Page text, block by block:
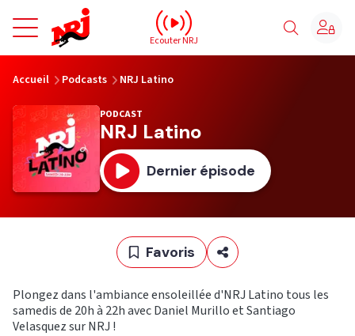
NRJ - Accueil
Ecouter NRJ
Accueil Podcasts NRJ Latino
PODCAST
NRJ Latino
Dernier épisode
Favoris
Plongez dans l'ambiance ensoleillée d'NRJ Latino tous les
samedis de 20h à 22h avec Daniel Murillo et Santiago
Velasquez sur NRJ !